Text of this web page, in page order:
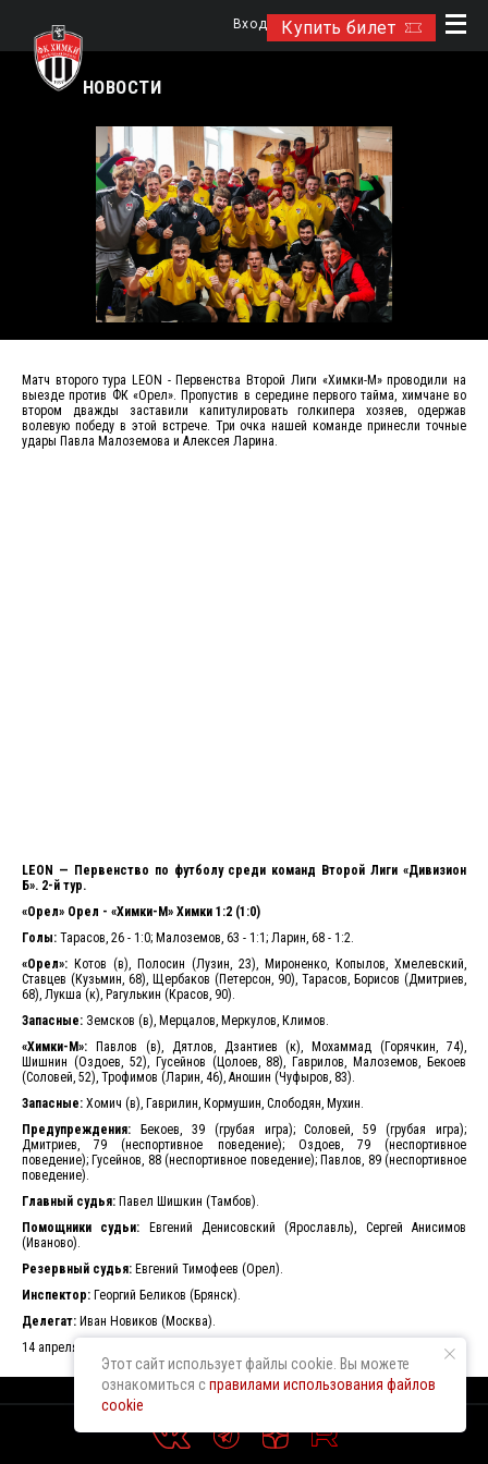
Купить билет
Вход
НОВОСТИ
Матч второго тура LEON - Первенства Второй Лиги «Химки-М» проводили на
выезде против ФК «Орел». Пропустив в середине первого тайма, химчане во
втором дважды заставили капитулировать голкипера хозяев, одержав
волевую победу в этой встрече. Три очка нашей команде принесли точные
удары Павла Малоземова и Алексея Ларина.
LEON — Первенство по футболу среди команд Второй Лиги «Дивизион
Б». 2-й тур.
«Орел» Орел - «Химки-М» Химки 1:2 (1:0)
Голы: Тарасов, 26 - 1:0; Малоземов, 63 - 1:1; Ларин, 68 - 1:2.
«Орел»: Котов (в), Полосин (Лузин, 23), Мироненко, Копылов, Хмелевский,
Ставцев (Кузьмин, 68), Щербаков (Петерсон, 90), Тарасов, Борисов (Дмитриев,
68), Лукша (к), Рагулькин (Красов, 90).
Запасные: Земсков (в), Мерцалов, Меркулов, Климов.
«Химки-М»: Павлов (в), Дятлов, Дзантиев (к), Мохаммад (Горячкин, 74),
Шишнин (Оздоев, 52), Гусейнов (Цолоев, 88), Гаврилов, Малоземов, Бекоев
(Соловей, 52), Трофимов (Ларин, 46), Аношин (Чуфыров, 83).
Запасные: Хомич (в), Гаврилин, Кормушин, Слободян, Мухин.
Предупреждения: Бекоев, 39 (грубая игра); Соловей, 59 (грубая игра);
Дмитриев, 79 (неспортивное поведение); Оздоев, 79 (неспортивное
поведение); Гусейнов, 88 (неспортивное поведение); Павлов, 89 (неспортивное
поведение).
Главный судья: Павел Шишкин (Тамбов).
Помощники судьи: Евгений Денисовский (Ярославль), Сергей Анисимов
(Иваново).
Резервный судья: Евгений Тимофеев (Орел).
Инспектор: Георгий Беликов (Брянск).
Делегат: Иван Новиков (Москва).
14 апреля 2024 г. Орел. Центральный стадион им. В.И. Ленина. 6784 зрителей.
Этот сайт использует файлы cookie. Вы можете
ознакомиться справилами использования файлов
cookie